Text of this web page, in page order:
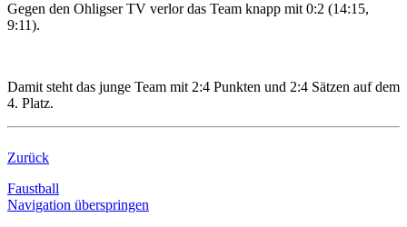
Gegen den Ohligser TV verlor das Team knapp mit 0:2 (14:15,
9:11).
Damit steht das junge Team mit 2:4 Punkten und 2:4 Sätzen auf dem
4. Platz.
Zurück
Faustball
Navigation überspringen